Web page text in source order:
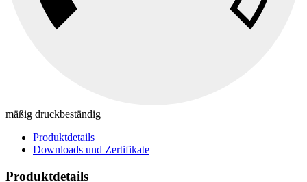
mäßig druckbeständig
Produktdetails
Downloads und Zertifikate
Produktdetails